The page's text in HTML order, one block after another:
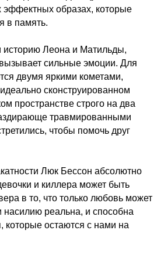
эффектных образах, которые
в память.
историю Леона и Матильды,
сильные эмоции. Для
двумя яркими кометами,
сконструированном
пространстве строго на два
травмированными
чтобы помочь друг
Люк Бессон абсолютно
и киллера может быть
в то, что только любовь может
насилию реальна, и способна
которые остаются с нами на